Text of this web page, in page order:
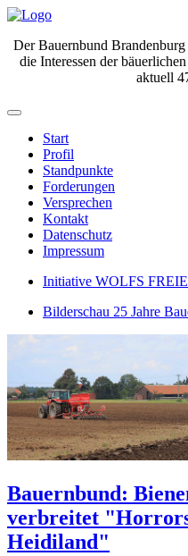
Der Bauernbund
die Interessen der
aktuell
Start
Profil
Standpunkte
Forderungen
Versprechen
Kontakt
Datenschutz
Impressum
Initiative WOLFS
Bilderschau 25 Jahre
Bauernbund:
verbreitet
Heidiland"